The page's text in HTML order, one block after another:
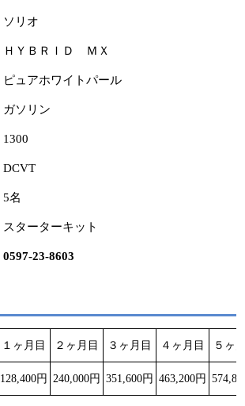
ソリオ
ＨＹＢＲＩＤ ＭＸ
ピュアホワイトパール
ガソリン
1300
DCVT
5名
スターターキット
0597-23-8603
１ヶ月目 ２ヶ月目 ３ヶ月目 ４ヶ月目 ５ヶ
128,400円 240,000円 351,600円 463,200円